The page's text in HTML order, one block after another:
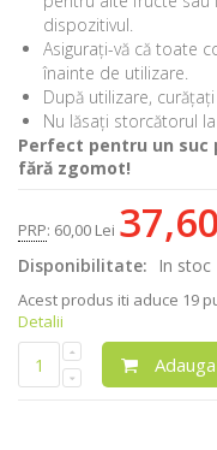
dispozitivul.
Asigurați-vă că toate
înainte de utilizare.
După utilizare,
Nu lăsați storcătorul
Perfect pentru un suc
fără zgomot!
PRP: 60,00 Lei
Disponibilitate: In stoc
Acest produs iti aduce 19
Detalii